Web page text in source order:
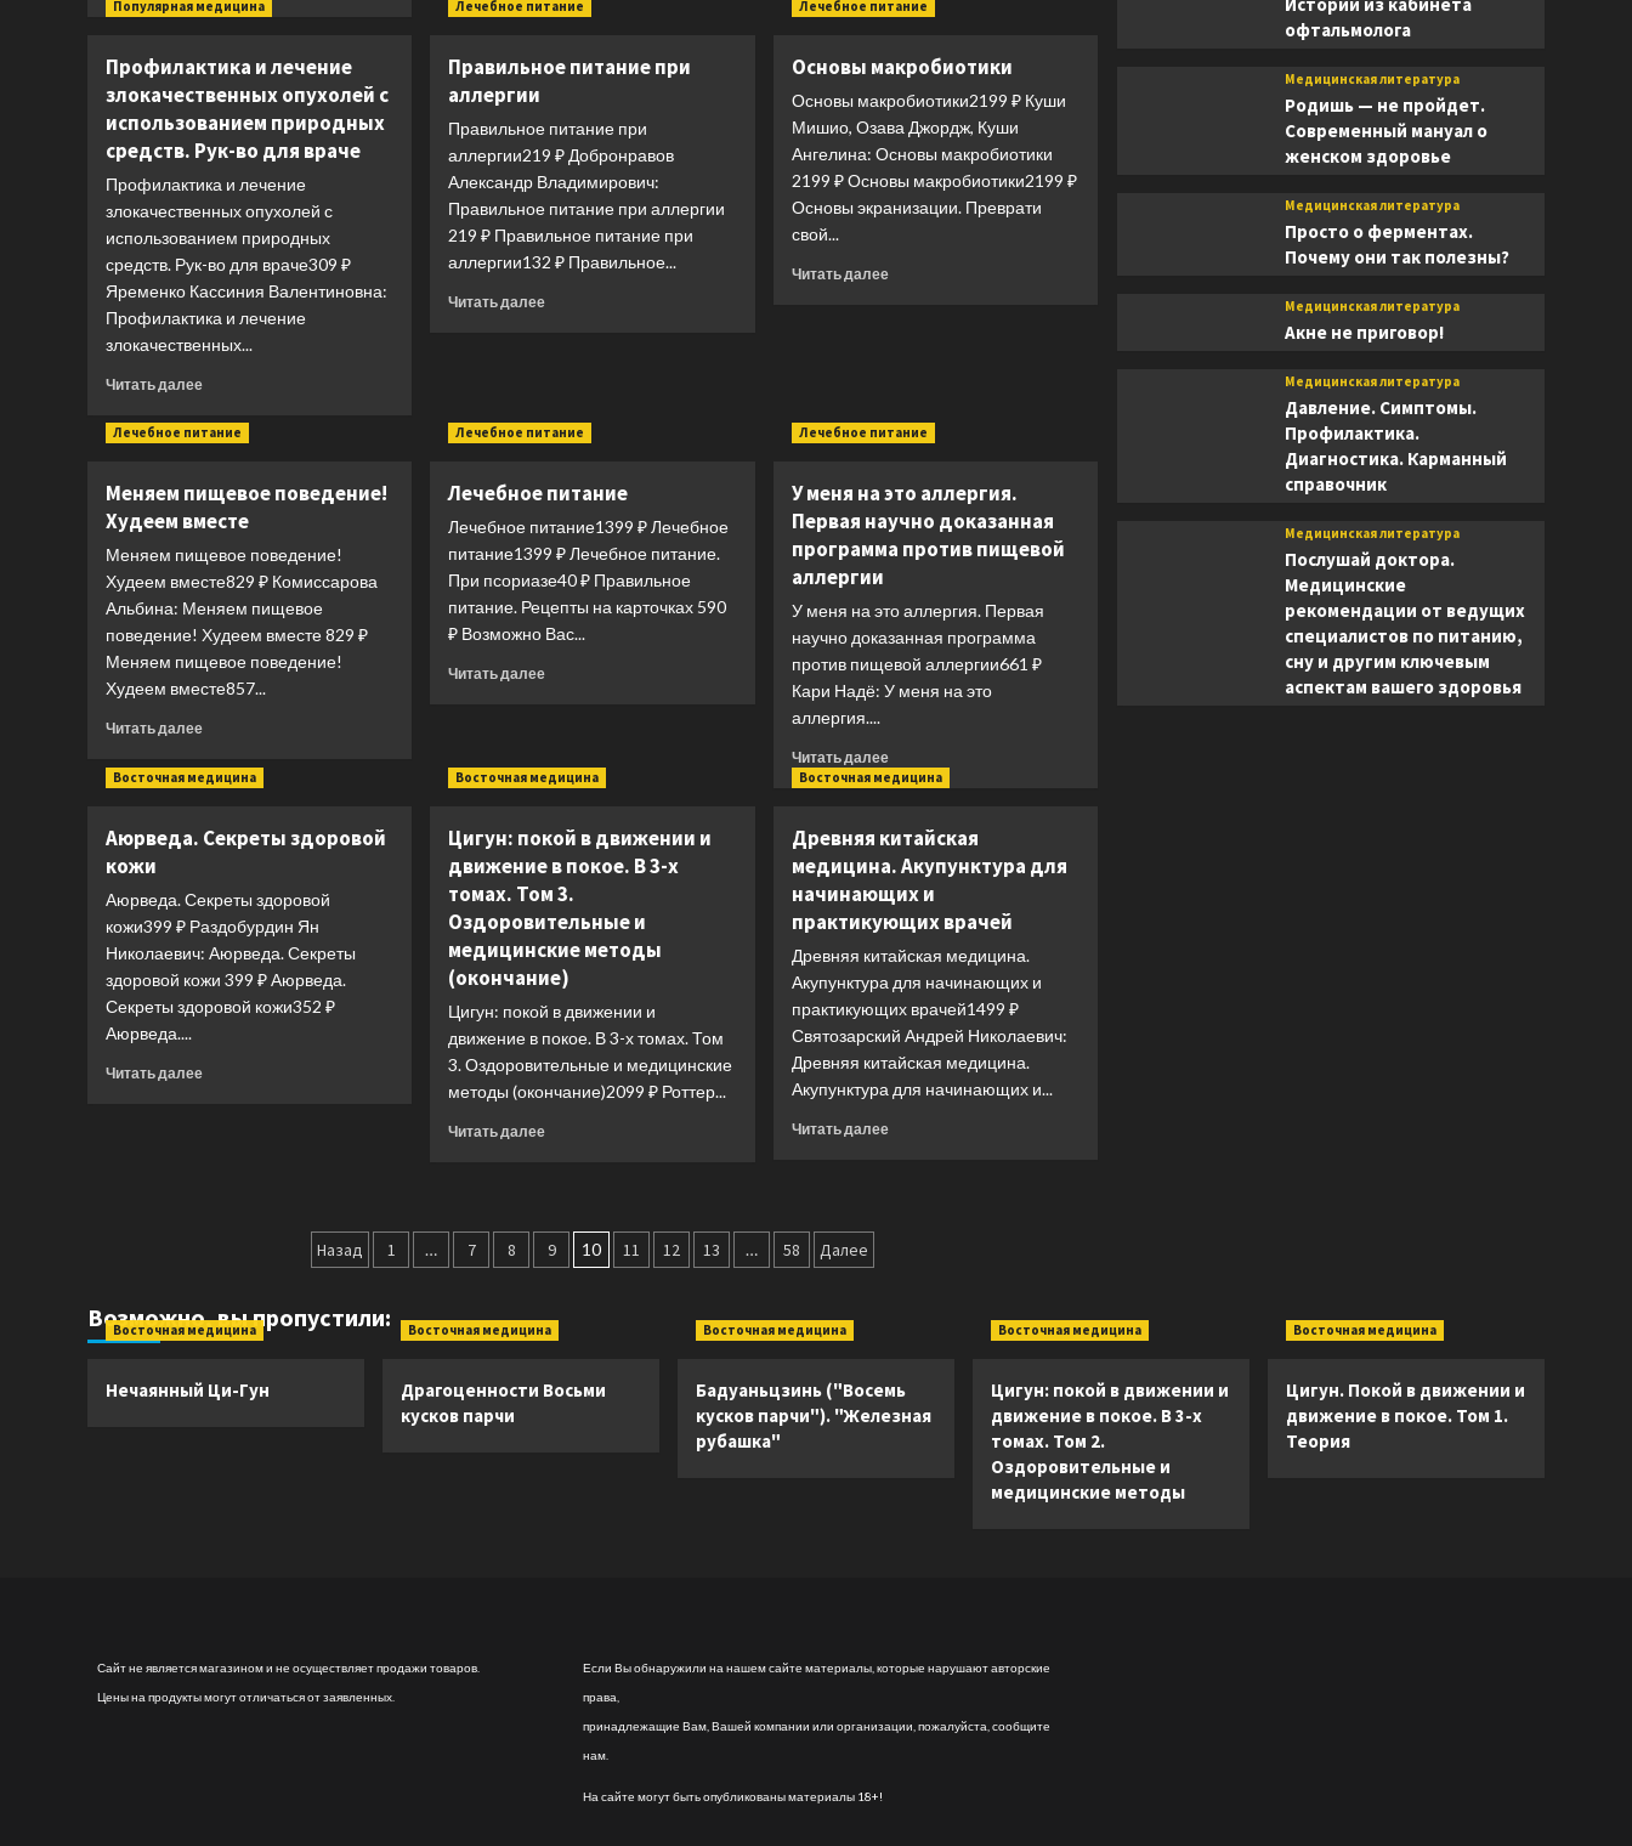
больше
Симптомы.
Профилактика.
Диагностика.
Карманный
справочник
Самые
методы
болезней
Популярная медицина
Профилактика и лечение
злокачественных опухолей с
использованием природных
средств. Рук-во для враче
Профилактика и лечение
злокачественных опухолей с
использованием природных
средств. Рук-во для враче309 ₽
Яременко Кассиния Валентиновна:
Профилактика и лечение
злокачественных...
Читать далееПрочитать
о
лечение
злокачественных
с
использованием
природных
средств.
Рук-
враче
Лечебное питание
Правильное питание при
аллергии
Правильное питание при
аллергии219 ₽ Добронравов
Александр Владимирович:
Правильное питание при аллергии
219 ₽ Правильное питание при
аллергии132 ₽ Правильное...
Читать далееПрочитать
аллергии
Лечебное питание
Основы макробиотики
Основы макробиотики2199 ₽ Куши
Мишио, Озава Джордж, Куши
Ангелина: Основы макробиотики
2199 ₽ Основы макробиотики2199 ₽
Основы экранизации. Преврати
свой...
Читать далееПрочитать
Лечебное питание
Меняем пищевое поведение!
Худеем вместе
Меняем пищевое поведение!
Худеем вместе829 ₽ Комиссарова
Альбина: Меняем пищевое
поведение! Худеем вместе 829 ₽
Меняем пищевое поведение!
Худеем вместе857...
Читать далееПрочитать
о
Меняем
поведение!
Лечебное питание
Лечебное питание
Лечебное питание1399 ₽ Лечебное
питание1399 ₽ Лечебное питание.
При псориазе40 ₽ Правильное
питание. Рецепты на карточках 590
₽ Возможно Вас...
Читать далееПрочитать
Лечебное питание
У меня на это аллергия.
Первая научно доказанная
программа против пищевой
аллергии
У меня на это аллергия. Первая
научно доказанная программа
против пищевой аллергии661 ₽
Кари Надё: У меня на это
аллергия....
Читать далееПрочитать
больше
меня
на
это
аллергия.
Первая
научно
доказанная
программа
против
пищевой
Восточная медицина
Аюрведа. Секреты здоровой
кожи
Аюрведа. Секреты здоровой
кожи399 ₽ Раздобурдин Ян
Николаевич: Аюрведа. Секреты
здоровой кожи 399 ₽ Аюрведа.
Секреты здоровой кожи352 ₽
Аюрведа....
Читать далееПрочитать
Восточная медицина
Цигун: покой в движении и
движение в покое. В 3-х
томах. Том 3.
Оздоровительные и
медицинские методы
(окончание)
Цигун: покой в движении и
движение в покое. В 3-х томах. Том
3. Оздоровительные и медицинские
методы (окончание)2099 ₽ Роттер...
Читать далееПрочитать
в
движении
в
В
Восточная медицина
Древняя китайская
медицина. Акупунктура для
начинающих и
практикующих врачей
Древняя китайская медицина.
Акупунктура для начинающих и
практикующих врачей1499 ₽
Святозарский Андрей Николаевич:
Древняя китайская медицина.
Акупунктура для начинающих и...
Читать далееПрочитать
Пагинация
Назад 1 … 7 8 9 10 11 12 13 … 58 Далее
офтальмолога
Медицинская литература
Родишь — не пройдет.
Современный мануал о
женском здоровье
Медицинская литература
Просто о ферментах.
Почему они так полезны?
Медицинская литература
Акне не приговор!
Медицинская литература
Давление. Симптомы.
Профилактика.
Диагностика. Карманный
справочник
Медицинская литература
Послушай доктора.
Медицинские
рекомендации от ведущих
специалистов по питанию,
сну и другим ключевым
аспектам вашего здоровья
Возможно, вы пропустили:
Восточная медицина
Нечаянный Ци-Гун
Восточная медицина
Драгоценности Восьми
кусков парчи
Восточная медицина
Бадуаньцзинь ("Восемь
кусков парчи"). "Железная
рубашка"
Восточная медицина
Цигун: покой в движении и
движение в покое. В 3-х
томах. Том 2.
Оздоровительные и
медицинские методы
Восточная медицина
Цигун. Покой в движении и
движение в покое. Том 1.
Теория
Сайт не является магазином и не осуществляет продажи товаров.
Цены на продукты могут отличаться от заявленных.
Если Вы обнаружили на нашем сайте материалы, которые нарушают авторские
права,
принадлежащие Вам, Вашей компании или организации, пожалуйста, сообщите
нам.
На сайте могут быть опубликованы материалы 18+!